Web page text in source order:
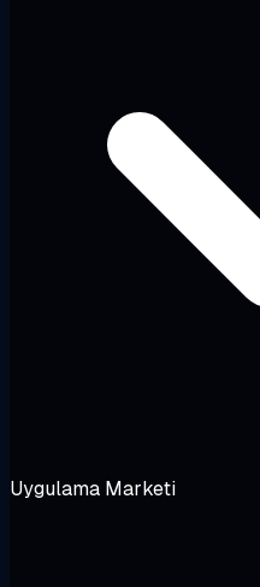
Uygulama Marketi